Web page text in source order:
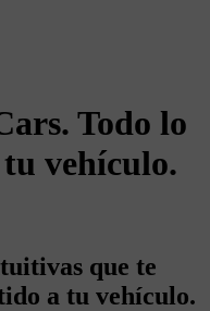
Todo lo
vehículo.
que te
a tu vehículo.